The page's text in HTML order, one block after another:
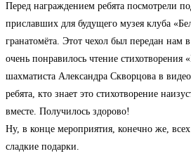
Перед награждением ребята посмотрели
приславших для будущего музея клуба
гранатомёта. Этот чехол был передан нам
очень понравилось чтение
шахматиста Александра Скворцова в
ребята, кто знает это стихотворение
вместе. Получилось здорово!
Ну, в конце мероприятия, конечно же,
сладкие подарки.